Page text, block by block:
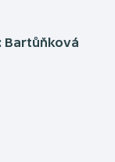
Bartůňková